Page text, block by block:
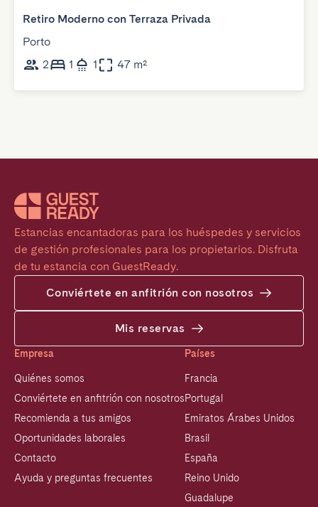
Retiro Moderno con Terraza Privada
Porto
2
1 1 47 m²
Estancias encantadoras para los huéspedes y servicios
de gestión profesionales para los propietarios. Disfruta
de tu estancia con GuestReady.
Conviértete en anfitrión con nosotros
Mis reservas
Empresa
Quiénes somos
Conviértete en anfitrión con nosotros
Recomienda a tus amigos
Oportunidades laborales
Contacto
Ayuda y preguntas frecuentes
Países
Francia
Portugal
Emiratos Árabes Unidos
Brasil
España
Reino Unido
Guadalupe